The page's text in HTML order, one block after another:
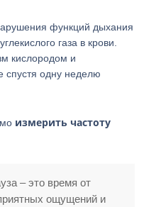
функций дыхания
газа в крови.
кислородом и
спустя одну неделю
измерить частоту
– это время от
ощущений и